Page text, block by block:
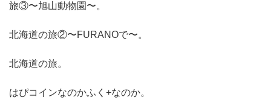
旅③〜旭山動物園〜。
北海道の旅②〜FURANOで〜。
北海道の旅。
はぴコインなのかふく+なのか。